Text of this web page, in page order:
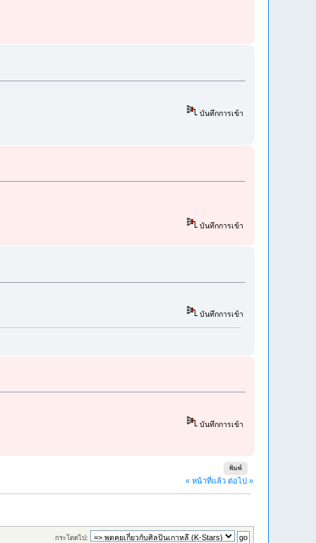
บันทึกการเข้า
บันทึกการเข้า
บันทึกการเข้า
บันทึกการเข้า
พิมพ์
« หน้าที่แล้ว ต่อไป »
กระโดดไป: